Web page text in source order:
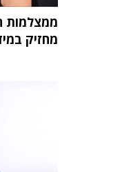
ממצלמות
מחזיק